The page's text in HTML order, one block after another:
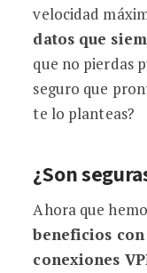
velocidad
datos que
que no pierdas
seguro que
te lo planteas?
¿Son
Ahora que
beneficios con
conexiones